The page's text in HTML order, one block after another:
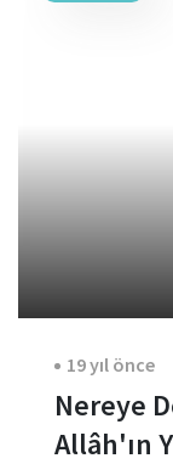
19 yıl önce
Nereye
Allâh'ın